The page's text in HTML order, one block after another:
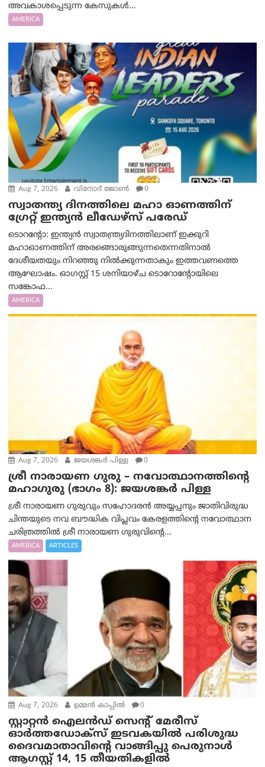
അവകാശപ്പെടുന്ന കേസുകൾ...
AMERICA
Aug 7, 2026 വിനോദ് ജോൺ 0
സ്വാതന്ത്യ ദിനത്തിലെ മഹാ ഓണത്തിന്
ഗ്രേറ്റ് ഇന്ത്യൻ ലീഡേഴ്സ് പരേഡ്
ടൊറന്റോ: ഇന്ത്യൻ സ്വാതന്ത്ര്യദിനത്തിലാണ് ഇക്കുറി
മഹാഓണത്തിന് അരങ്ങൊരുങ്ങുന്നതെന്നതിനാൽ
ദേശീയതയും നിറഞ്ഞു നിൽക്കുന്നതാകും ഇത്തവണത്തെ
ആഘോഷം. ഓഗസ്റ്റ് 15 ശനിയാഴ്ച ടൊറോന്റോയിലെ
സങ്കോഫ...
AMERICA
Aug 7, 2026 ജയശങ്കര്‍ പിള്ള 0
ശ്രീ നാരായണ ഗുരു – നവോത്ഥാനത്തിന്റെ
മഹാഗുരു (ഭാഗം 8): ജയശങ്കര്‍ പിള്ള
ശ്രീ നാരായണ ഗുരുവും സഹോദരൻ അയ്യപ്പനും ജാതിവിരുദ്ധ
ചിന്തയുടെ നവ ബൗദ്ധിക വിപ്ലവം കേരളത്തിന്റെ നവോത്ഥാന
ചരിത്രത്തിൽ ശ്രീ നാരായണ ഗുരുവിന്റെ...
AMERICA ARTICLES
Aug 7, 2026 ഉമ്മന്‍ കാപ്പില്‍ 0
സ്റ്റാറ്റൻ ഐലൻഡ് സെന്റ് മേരീസ്
ഓർത്തഡോക്സ് ഇടവകയിൽ പരിശുദ്ധ
ദൈവമാതാവിന്റെ വാങ്ങിപ്പു പെരുനാൾ
ആഗസ്റ്റ് 14, 15 തീയതികളിൽ